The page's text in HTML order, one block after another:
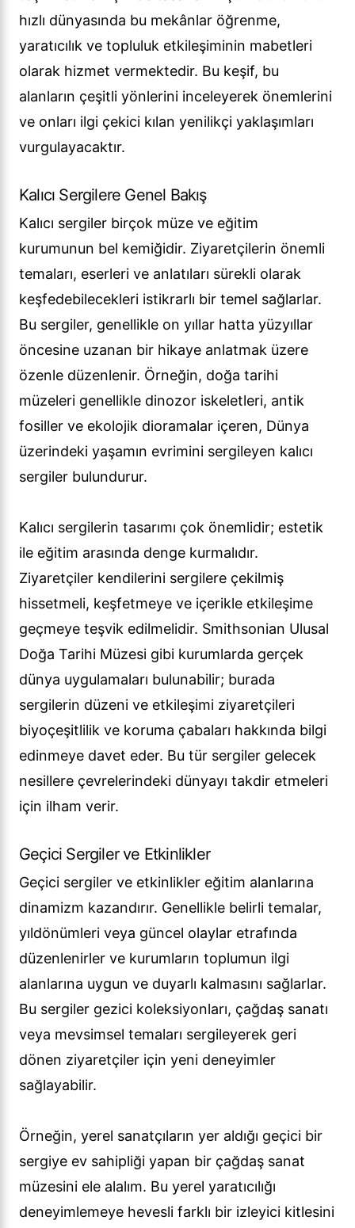
hızlı dünyasında bu mekânlar öğrenme,
yaratıcılık ve topluluk etkileşiminin mabetleri
olarak hizmet vermektedir. Bu keşif, bu
alanların çeşitli yönlerini inceleyerek önemlerini
ve onları ilgi çekici kılan yenilikçi yaklaşımları
vurgulayacaktır.
Kalıcı Sergilere Genel Bakış
Kalıcı sergiler birçok müze ve eğitim
kurumunun bel kemiğidir. Ziyaretçilerin önemli
temaları, eserleri ve anlatıları sürekli olarak
keşfedebilecekleri istikrarlı bir temel sağlarlar.
Bu sergiler, genellikle on yıllar hatta yüzyıllar
öncesine uzanan bir hikaye anlatmak üzere
özenle düzenlenir. Örneğin, doğa tarihi
müzeleri genellikle dinozor iskeletleri, antik
fosiller ve ekolojik dioramalar içeren, Dünya
üzerindeki yaşamın evrimini sergileyen kalıcı
sergiler bulundurur.
Kalıcı sergilerin tasarımı çok önemlidir; estetik
ile eğitim arasında denge kurmalıdır.
Ziyaretçiler kendilerini sergilere çekilmiş
hissetmeli, keşfetmeye ve içerikle etkileşime
geçmeye teşvik edilmelidir. Smithsonian Ulusal
Doğa Tarihi Müzesi gibi kurumlarda gerçek
dünya uygulamaları bulunabilir; burada
sergilerin düzeni ve etkileşimi ziyaretçileri
biyoçeşitlilik ve koruma çabaları hakkında bilgi
edinmeye davet eder. Bu tür sergiler gelecek
nesillere çevrelerindeki dünyayı takdir etmeleri
için ilham verir.
Geçici Sergiler ve Etkinlikler
Geçici sergiler ve etkinlikler eğitim alanlarına
dinamizm kazandırır. Genellikle belirli temalar,
yıldönümleri veya güncel olaylar etrafında
düzenlenirler ve kurumların toplumun ilgi
alanlarına uygun ve duyarlı kalmasını sağlarlar.
Bu sergiler gezici koleksiyonları, çağdaş sanatı
veya mevsimsel temaları sergileyerek geri
dönen ziyaretçiler için yeni deneyimler
sağlayabilir.
Örneğin, yerel sanatçıların yer aldığı geçici bir
sergiye ev sahipliği yapan bir çağdaş sanat
müzesini ele alalım. Bu yerel yaratıcılığı
deneyimlemeye hevesli farklı bir izleyici kitlesini